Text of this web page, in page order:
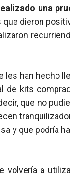
una
que dieron
les han hecho
de kits
que no
y que podría
volvería a